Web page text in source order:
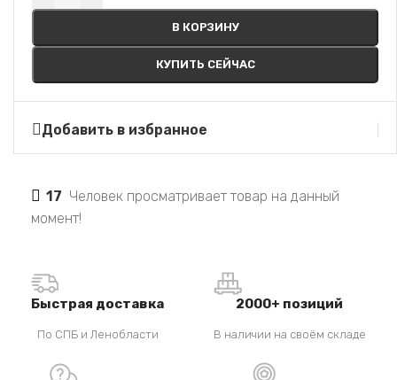
В КОРЗИНУ
КУПИТЬ СЕЙЧАС
Добавить в избранное
17 Человек просматривает товар на данный
момент!
Быстрая доставка
По СПБ и Ленобласти
2000+ позиций
В наличии на своём складе